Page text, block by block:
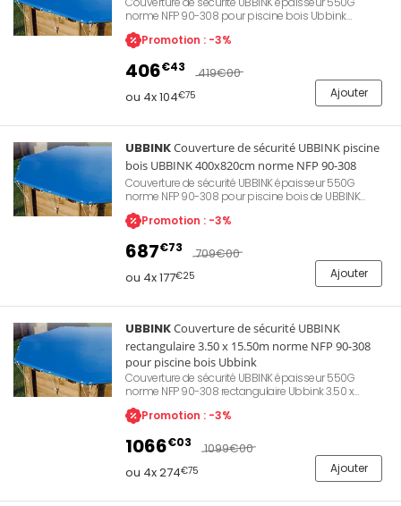
norme NFP 90-308 pour piscine bois Ubbink
300x550cm. Permet une protection de la qualité
d'eau lors des périodes d'hivernage ou d'absence.
apportés par le vent. Permet également de conserver
la chaleur de l'eau et d'empêcher l'accès aux enfants.
Promotion : -3%
406€43 419€00
ou 4x 104€75 Ajouter
UBBINKCouverture de sécurité UBBINK piscine
bois UBBINK 400x820cm norme NFP 90-308
Couverture de sécurité UBBINK épaisseur 550G
norme NFP 90-308 pour piscine bois de UBBINK
400x820cm. Permet une protection de la qualité
d'eau lors des périodes d'hivernage ou d'absence.
apportés par le vent. Permet également de conserver
la chaleur de l'eau et d'empêcher l'accès aux enfants.
Promotion : -3%
687€73 709€00
ou 4x 177€25 Ajouter
UBBINKCouverture de sécurité UBBINK
rectangulaire 3.50 x 15.50m norme NFP 90-308
pour piscine bois Ubbink
Couverture de sécurité UBBINK épaisseur 550G
norme NFP 90-308 rectangulaire Ubbink 3.50 x
15.50m piscine bois. Permet une protection de la
qualité d'eau lors des périodes d'hivernage ou
d'insectes apportés par le vent. Permet également de
conserver la chaleur de l'eau et d'empêcher l'accès
aux enfants.
Promotion : -3%
1066€03 1099€00
ou 4x 274€75 Ajouter